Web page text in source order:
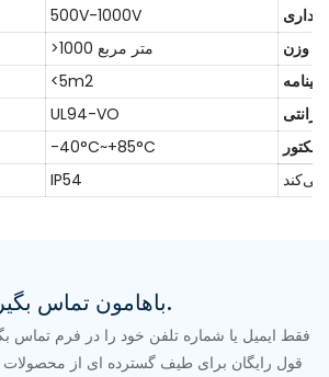
500V-1000V
>1000 متر مربع
وزن
<5m2
UL94-VO
گارانتی
-40°C~+85°C
کانکتور
IP54
باهامون تماس بگير.
فقط ایمیل یا شماره تلفن خود را در فرم تماس
قول رایگان برای طیف گسترده ای از